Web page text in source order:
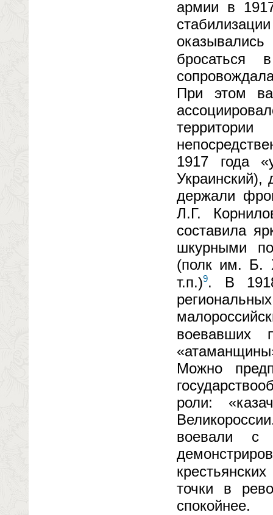
армии в
бросаться
При этом
1917 года
Украинский),
держали
Л.Г.
составила
шкурными
(полк им. Б.
т.п.)9. В
воевавших
Можно
роли:
воевали с
точки в
спокойнее.